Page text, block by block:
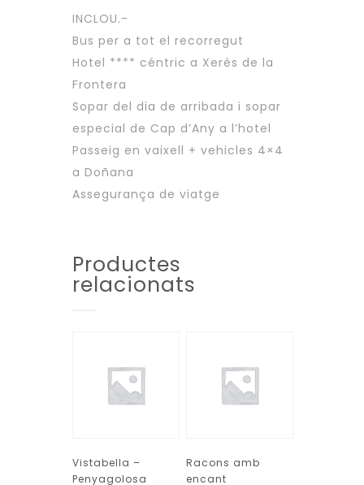
INCLOU.-
Bus per a tot el recorregut
Hotel **** céntric a Xerès de la
Frontera
Sopar del dia de arribada i sopar
especial de Cap d’Any a l’hotel
Passeig en vaixell + vehicles 4×4
a Doñana
Assegurança de viatge
Productes
relacionats
Vistabella –
Penyagolosa
Racons amb
encant